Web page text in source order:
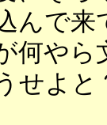
んで来
何やら
せよと